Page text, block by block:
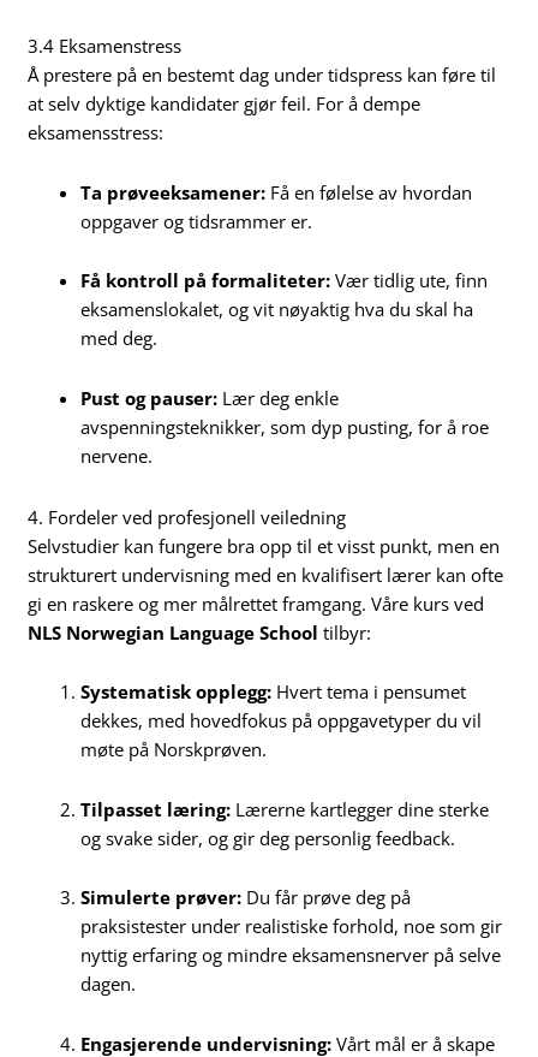
3.4 Eksamenstress
Å prestere på en bestemt dag under tidspress kan føre til
at selv dyktige kandidater gjør feil. For å dempe
eksamensstress:
Ta prøveeksamener: Få en følelse av hvordan
oppgaver og tidsrammer er.
Få kontroll på formaliteter: Vær tidlig ute, finn
eksamenslokalet, og vit nøyaktig hva du skal ha
med deg.
Pust og pauser: Lær deg enkle
avspenningsteknikker, som dyp pusting, for å roe
nervene.
4. Fordeler ved profesjonell veiledning
Selvstudier kan fungere bra opp til et visst punkt, men en
strukturert undervisning med en kvalifisert lærer kan ofte
gi en raskere og mer målrettet framgang. Våre kurs ved
NLS Norwegian Language School tilbyr:
Systematisk opplegg: Hvert tema i pensumet
dekkes, med hovedfokus på oppgavetyper du vil
møte på Norskprøven.
Tilpasset læring: Lærerne kartlegger dine sterke
og svake sider, og gir deg personlig feedback.
Simulerte prøver: Du får prøve deg på
praksistester under realistiske forhold, noe som gir
nyttig erfaring og mindre eksamensnerver på selve
dagen.
Engasjerende undervisning: Vårt mål er å skape